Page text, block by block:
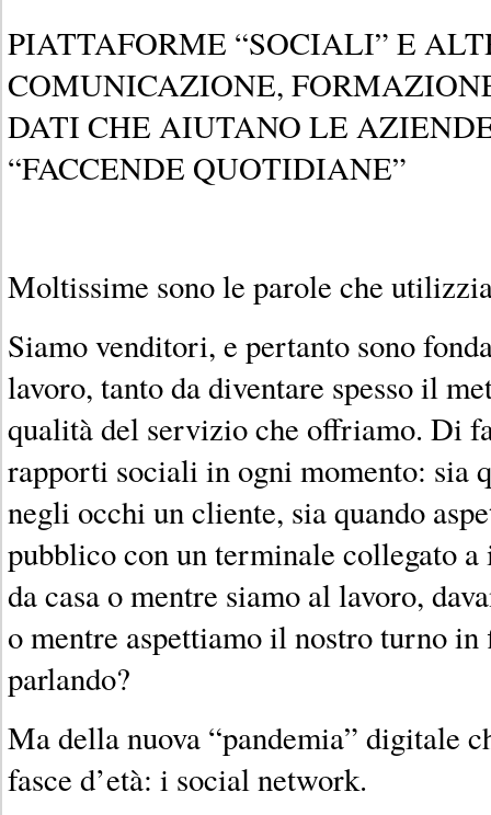
PIATTAFORME “SOCIALI” E
COMUNICAZIONE,
DATI CHE AIUTANO LE
“FACCENDE QUOTIDIANE”
Moltissime sono le parole che
Siamo venditori, e pertanto sono
lavoro, tanto da diventare spesso il
qualità del servizio che offriamo. Di
rapporti sociali in ogni momento: sia
negli occhi un cliente, sia quando
pubblico con un terminale collegato
da casa o mentre siamo al lavoro,
o mentre aspettiamo il nostro turno in
parlando?
Ma della nuova “pandemia” digitale
fasce d’età: i social network.